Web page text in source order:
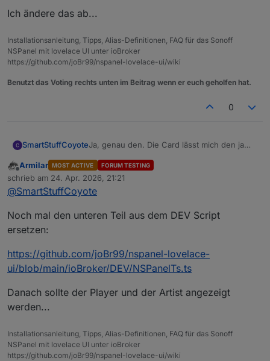
Ich ändere das ab...
Installationsanleitung, Tipps, Alias-Definitionen, FAQ für das Sonoff
NSPanel mit lovelace UI unter ioBroker
https://github.com/joBr99/nspanel-lovelace-ui/wiki
Benutzt das Voting rechts unten im Beitrag wenn er euch geholfen hat.
0
SmartStuffCoyoteJa, genau den. Die Card lässt mich den ja
nirgendwo. Ich würd aber gern wissen, ob
ich Bad oder Esszimmer steuere. :)
Offline
Armilar MOST ACTIVE FORUM TESTING
schrieb am 24. Apr. 2026, 21:21
zuletzt editiert von
@SmartStuffCoyote
Noch mal den unteren Teil aus dem DEV Script
ersetzen:
https://github.com/joBr99/nspanel-lovelace-
ui/blob/main/ioBroker/DEV/NSPanelTs.ts
Danach sollte der Player und der Artist angezeigt
werden...
Installationsanleitung, Tipps, Alias-Definitionen, FAQ für das Sonoff
NSPanel mit lovelace UI unter ioBroker
https://github.com/joBr99/nspanel-lovelace-ui/wiki